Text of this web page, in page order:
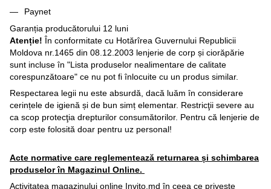
Paynet
Garanția producătorului 12 luni
Atenție! În conformitate cu Hotărîrea Guvernului Republicii
Moldova nr.1465 din 08.12.2003 lenjerie de corp și ciorăpărie
sunt incluse în "Lista produselor nealimentare de calitate
corespunzătoare" ce nu pot fi înlocuite cu un produs similar.
Respectarea legii nu este absurdă, dacă luăm în considerare
cerințele de igienă și de bun simț elementar. Restricţii severe au
ca scop protecţia drepturilor consumătorilor. Pentru că lenjerie de
corp este folosită doar pentru uz personal!
Acte normative care reglementează returnarea și schimbarea
produselor în Magazinul Online.
Activitatea magazinului online Invito.md în ceea ce priveşte